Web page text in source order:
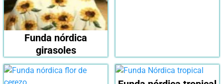
Funda nórdica
girasoles